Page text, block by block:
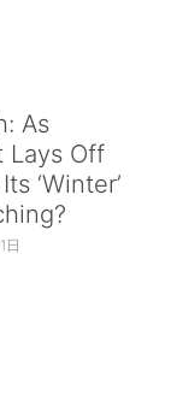
As
Lays Off
‘Winter’
日